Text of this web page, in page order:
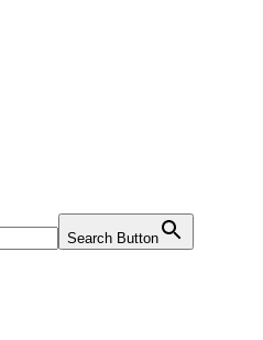
Search Button